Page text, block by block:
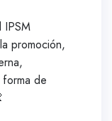
IPSM
promoción,
de